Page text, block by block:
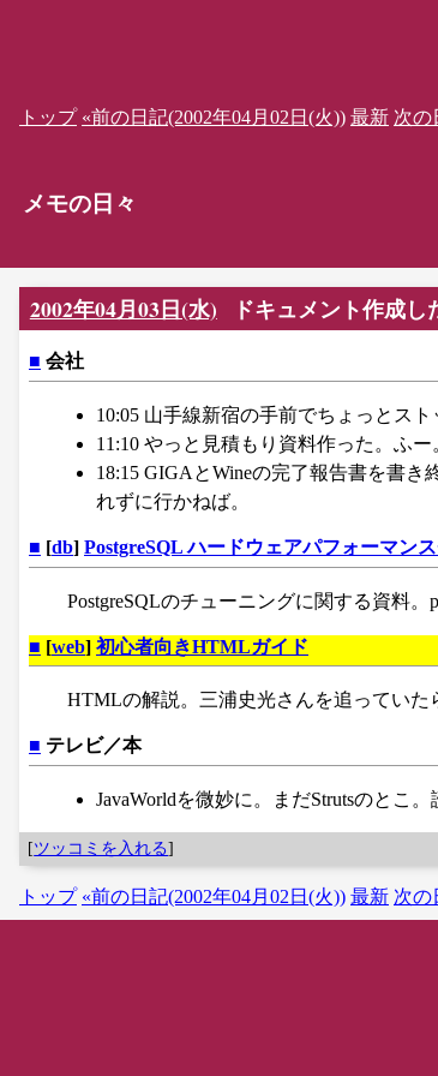
トップ «前の日記(2002年04月02日(火)) 最新 次の
メモの日々
2002年04月03日(水) ドキュメント作成し
■ 会社
10:05 山手線新宿の手前でちょっとスト
11:10 やっと見積もり資料作った。ふー
18:15 GIGAとWineの完了報告書を書
れずに行かねば。
■ [db] PostgreSQL ハードウェアパフォーマン
PostgreSQLのチューニングに関する資料。
■ [web] 初心者向きHTMLガイド
HTMLの解説。三浦史光さんを追っていた
■ テレビ／本
JavaWorldを微妙に。まだStrutsのとこ
[ツッコミを入れる]
トップ «前の日記(2002年04月02日(火)) 最新 次の